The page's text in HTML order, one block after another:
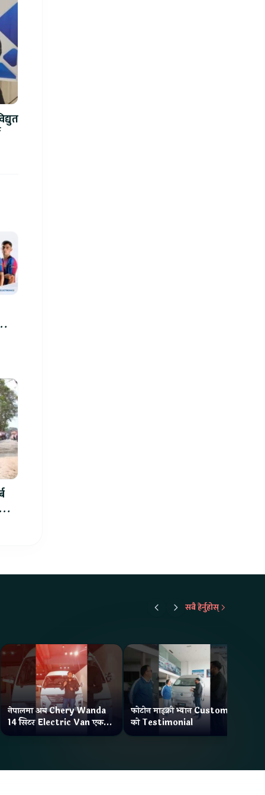
सबै हेर्नुहोस्
नेपालमा अब Chery Wanda
14 सिटर Electric Van एक
Charge मा दिन्छ 300KM
फोटोन माइक्रो भ्यान Customer
को Testimonial